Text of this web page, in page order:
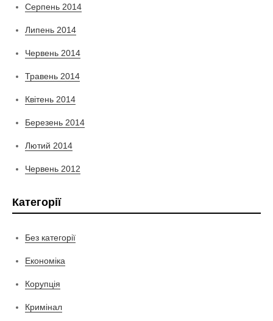
Серпень 2014
Липень 2014
Червень 2014
Травень 2014
Квітень 2014
Березень 2014
Лютий 2014
Червень 2012
Категорії
Без категорії
Економіка
Корупція
Кримінал